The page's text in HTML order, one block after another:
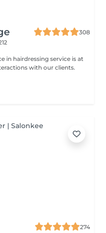
308
with our clients.
274